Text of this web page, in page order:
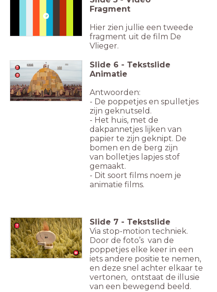
Fragment
Hier zien jullie een tweede
fragment uit de film De
Vlieger.
Slide 6 - Tekstslide
Animatie
Antwoorden:
- De poppetjes en spulletjes
zijn geknutseld.
- Het huis, met de
dakpannetjes lijken van
papier te zijn geknipt. De
bomen en de berg zijn
van bolletjes lapjes stof
gemaakt.
- Dit soort films noem je
animatie films.
Slide 7 - Tekstslide
Via stop-motion techniek.
Door de foto’s van de
poppetjes elke keer in een
iets andere positie te nemen,
en deze snel achter elkaar te
vertonen, ontstaat de illusie
van een bewegend beeld.